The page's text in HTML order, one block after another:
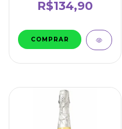
Chenet
R$134,90